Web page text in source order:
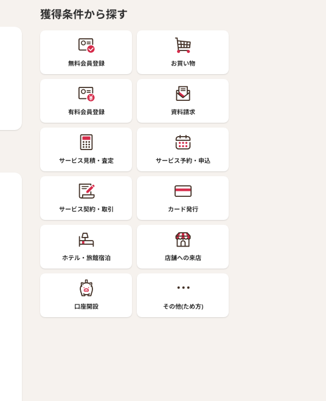
獲得条件から探す
無料会員登録 お買い物
有料会員登録 資料請求
サービス見積・査定 サービス予約・申込
サービス契約・取引 カード発行
ホテル・旅館宿泊 店舗への来店
口座開設 その他(ため方)